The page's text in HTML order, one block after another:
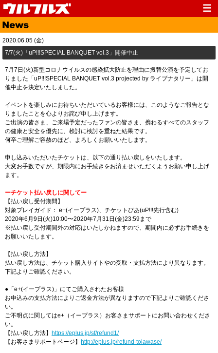
Top
Media Live
Fanclub
Contact Link
2020.06.05 (金)
​7/7(火)「uP!!!SPECIAL BANQUET vol.3」開催中止
7月7日(火)新型コロナウイルスの感染拡大防止を理由に振替公演を予定してお
りました「uP!!!SPECIAL BANQUET vol.3 projected by ライブナタリー」は開
催中止を決定いたしました。
イベントを楽しみにお待ちいただいているお客様には、このようなご報告とな
りましたことを心よりお詫び申し上げます。
ご出演の皆さま、ご来場予定だったファンの皆さま、携わるすべてのスタッフ
の健康と安全を優先に、検討に検討を重ねた結果です。
何卒ご理解ご容赦のほど、よろしくお願いいたします。
申し込みいただいたチケットは、以下の通り払い戻しをいたします。
大変お手数ですが、期限内にお手続きをお済ませいただくようお願い申し上げ
ます。
ーチケット払い戻しに関してー
【払い戻し受付期間】
対象プレイガイド： e+(イープラス)、チケットぴあ(uP!!!先行含む)
2020年6月9日(火)10:00〜2020年7月31日(金)23:59まで
※払い戻し受付期間外の対応はいたしかねますので、期間内に必ずお手続きを
お願いいたします。
【払い戻し方法】
払い戻し方法は、チケット購入サイトやの受取・支払方法により異なります。
下記よりご確認ください。
●「e+(イープラス)」にてご購入されたお客様
お申込みの支払方法によりご返金方法が異なりますので下記よりご確認くださ
い。
ご不明点に関してはe+（イープラス）お客さまサポートにお問い合わせくださ
い。
【払い戻し方法】 https://eplus.jp/sf/refund1/
【お客さまサポートページ】 http://eplus.jp/refund-toiawase/